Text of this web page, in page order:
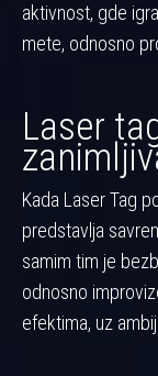
aktivnost, gde
mete, odnosno
Laser
Kada Laser Tag
predstavlja
samim tim je
odnosno
efektima, uz